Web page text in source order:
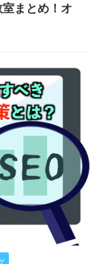
まとめ！オ